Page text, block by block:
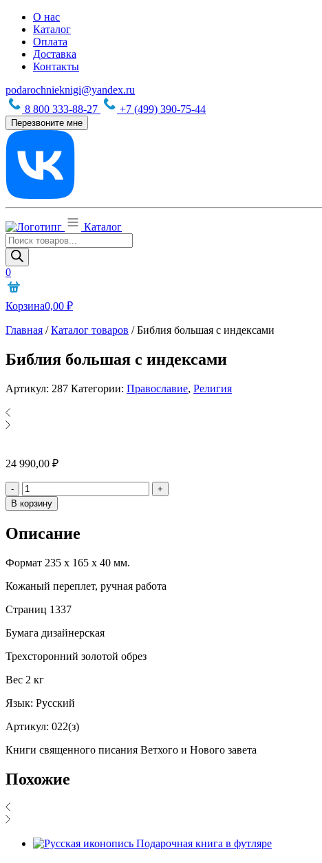
О нас
Каталог
Оплата
Доставка
Контакты
podarochnieknigi@yandex.ru
8 800 333-88-27
+7 (499) 390-75-44
Перезвоните мне
Каталог
Поиск
товаров
0
Корзина0,00 ₽
Главная /Каталог товаров /Библия большая с индексами
Библия большая с индексами
Артикул: 287 Категории: Православие, Религия
24 990,00 ₽
- Количество
+
В корзину
Описание
Формат 235 х 165 х 40 мм.
Кожаный переплет, ручная работа
Страниц 1337
Бумага дизайнерская
Трехсторонний золотой обрез
Вес 2 кг
Язык: Русский
Артикул: 022(з)
Книги священного писания Ветхого и Нового завета
Похожие